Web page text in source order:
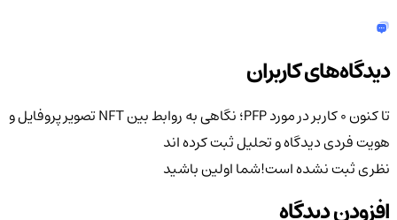
دیدگاه‌های کاربران
تا کنون 0 کاربر در مورد
PFP؛ نگاهی به روابط بین NFT تصویر پروفایل و
هویت فردیدیدگاه و تحلیل ثبت کرده اند
نظری ثبت نشده است!شما اولین باشید
افزودن دیدگاه